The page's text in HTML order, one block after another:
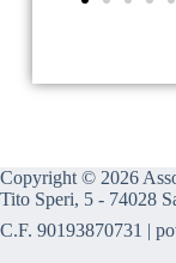
Copyright © 2026
Tito Speri, 5 - 74028
C.F. 90193870731 |